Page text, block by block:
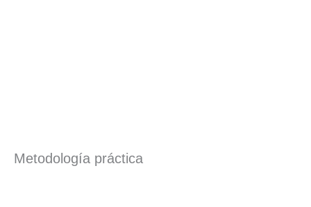
Metodología práctica